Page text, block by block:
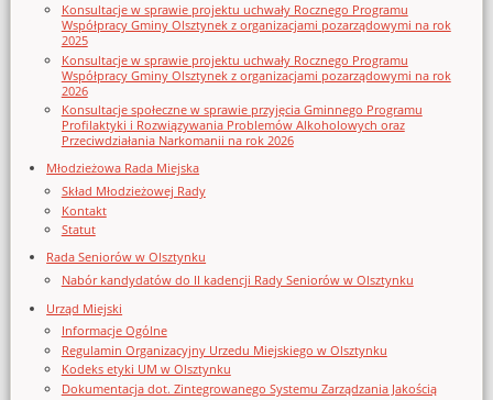
Konsultacje w sprawie projektu uchwały Rocznego Programu
Współpracy Gminy Olsztynek z organizacjami pozarządowymi na rok
2025
Konsultacje w sprawie projektu uchwały Rocznego Programu
Współpracy Gminy Olsztynek z organizacjami pozarządowymi na rok
2026
Konsultacje społeczne w sprawie przyjęcia Gminnego Programu
Profilaktyki i Rozwiązywania Problemów Alkoholowych oraz
Przeciwdziałania Narkomanii na rok 2026
Młodzieżowa Rada Miejska
Skład Młodzieżowej Rady
Kontakt
Statut
Rada Seniorów w Olsztynku
Nabór kandydatów do II kadencji Rady Seniorów w Olsztynku
Urząd Miejski
Informacje Ogólne
Regulamin Organizacyjny Urzedu Miejskiego w Olsztynku
Kodeks etyki UM w Olsztynku
Dokumentacja dot. Zintegrowanego Systemu Zarządzania Jakością